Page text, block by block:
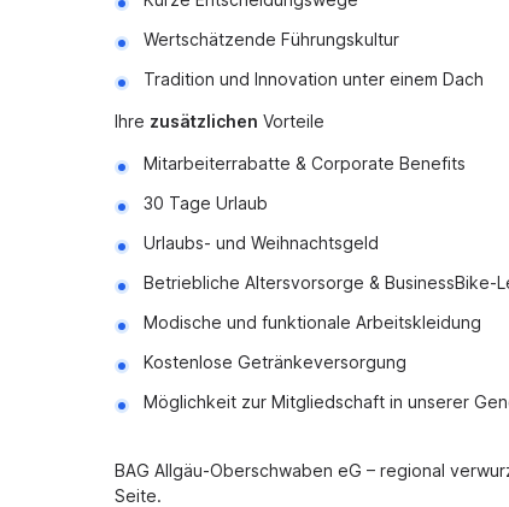
Wertschätzende Führungskultur
Tradition und Innovation unter einem Dach
Ihre zusätzlichen Vorteile
Mitarbeiterrabatte & Corporate Benefits
30 Tage Urlaub
Urlaubs- und Weihnachtsgeld
Betriebliche Altersvorsorge & BusinessBike-
Modische und funktionale Arbeitskleidung
Kostenlose Getränkeversorgung
Möglichkeit zur Mitgliedschaft in unserer
BAG Allgäu-Oberschwaben eG – regional
Seite.